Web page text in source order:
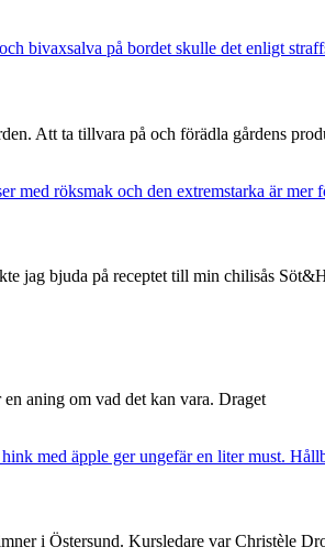
Att ta tillvara på och förädla gårdens
jag bjuda på receptet till min chilisås
aning om vad det kan vara. Draget
i Östersund. Kursledare var Christèle